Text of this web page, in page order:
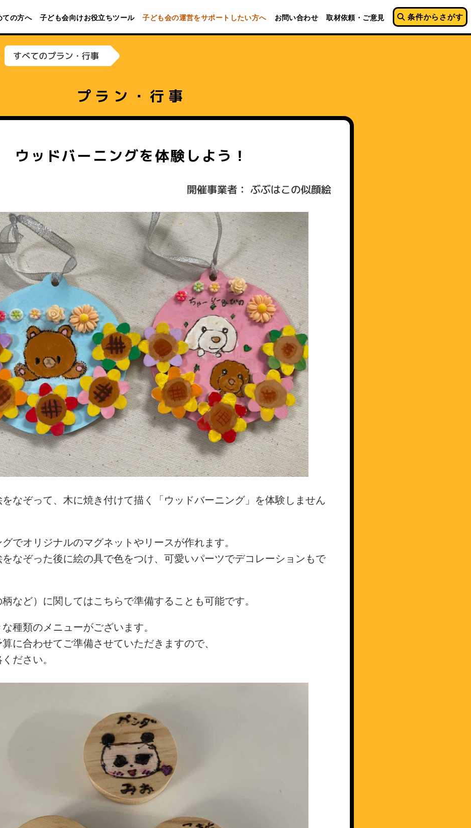
ての方へ 子ども会向けお役立ちツール 子ども会の運営をサポートしたい方へ お問い合わせ 取材依頼・ご意見 条件からさがす
すべてのプラン・行事
プラン・行事
ウッドバーニングを体験しよう！
開催事業者： ぶぶはこの似顔絵
なぞって、木に焼き付けて描く「ウッドバーニング」を体験しません
でオリジナルのマグネットやリースが作れます。
なぞった後に絵の具で色をつけ、可愛いパーツでデコレーションもで
など）に関してはこちらで準備することも可能です。
種類のメニューがございます。
に合わせてご準備させていただきますので、
ださい。